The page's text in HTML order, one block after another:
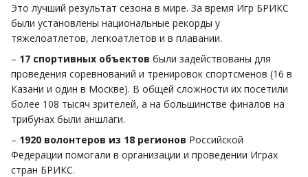
Это лучший результат сезона в мире. За время Игр БРИКС
были установлены национальные рекорды у
тяжелоатлетов, легкоатлетов и в плавании.
– 17 спортивных объектов были задействованы для
проведения соревнований и тренировок спортсменов (16 в
Казани и один в Москве). В общей сложности их посетили
более 108 тысяч зрителей, а на большинстве финалов на
трибунах были аншлаги.
– 1920 волонтеров из 18 регионов Российской
Федерации помогали в организации и проведении Играх
стран БРИКС.